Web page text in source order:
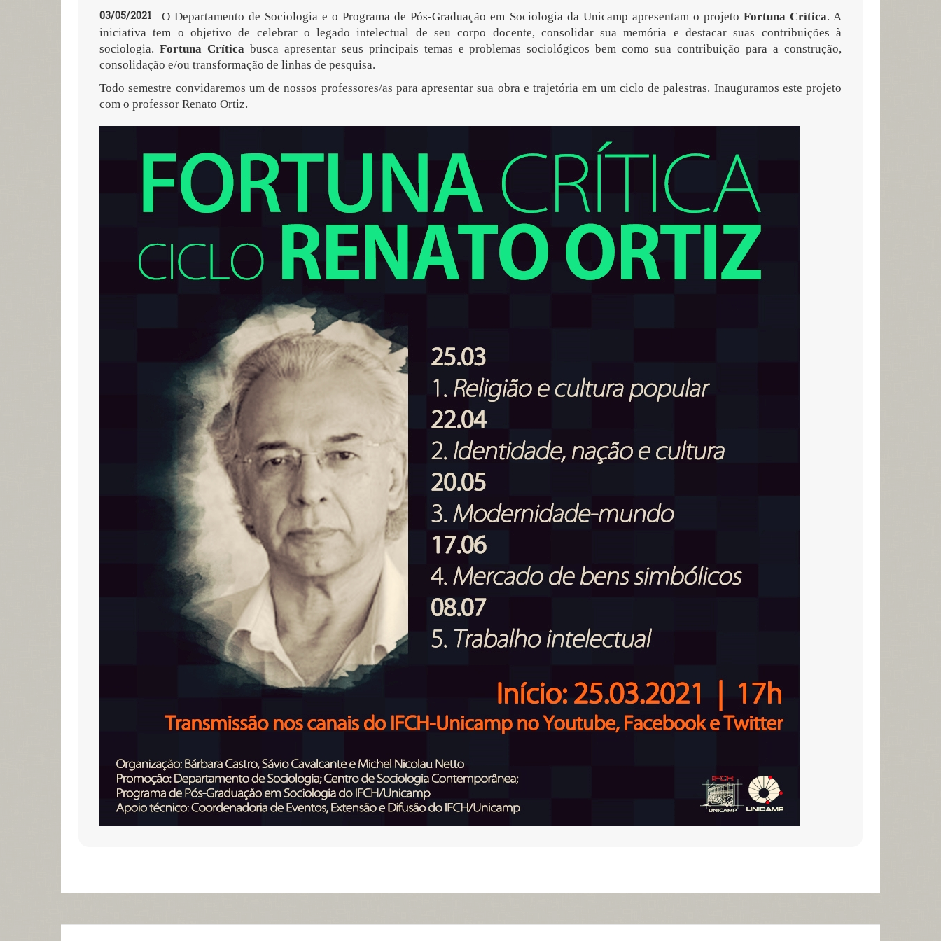
03/05/2021 O Departamento de Sociologia e o Programa de Pós-Graduação em Sociologia da Unicamp apresentam o projeto Fortuna Crítica. A
iniciativa tem o objetivo de celebrar o legado intelectual de seu corpo docente, consolidar sua memória e destacar suas contribuições à
sociologia. Fortuna Críticabusca apresentar seus principais temas e problemas sociológicos bem como sua contribuição para a construção,
consolidação e/ou transformação de linhas de pesquisa.
Todo semestre convidaremos um de nossos professores/as para apresentar sua obra e trajetória em um ciclo de palestras. Inauguramos este projeto
com o professor Renato Ortiz.